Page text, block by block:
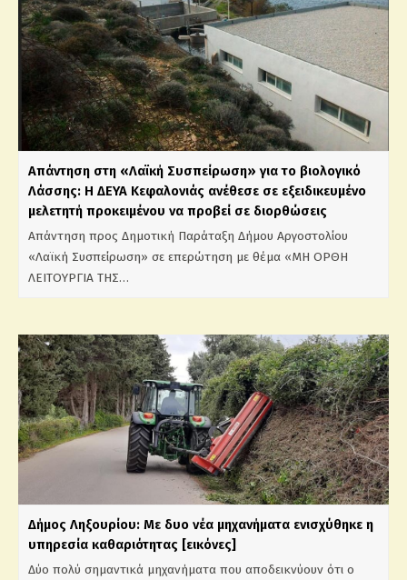
Απάντηση στη «Λαϊκή Συσπείρωση» για το βιολογικό
Λάσσης: Η ΔΕΥΑ Κεφαλονιάς ανέθεσε σε εξειδικευμένο
μελετητή προκειμένου να προβεί σε διορθώσεις
Απάντηση προς Δημοτική Παράταξη Δήμου Αργοστολίου
«Λαϊκή Συσπείρωση» σε επερώτηση με θέμα «ΜΗ ΟΡΘΗ
ΛΕΙΤΟΥΡΓΙΑ ΤΗΣ…
Δήμος Ληξουρίου: Με δυο νέα μηχανήματα ενισχύθηκε η
υπηρεσία καθαριότητας [εικόνες]
Δύο πολύ σημαντικά μηχανήματα που αποδεικνύουν ότι ο